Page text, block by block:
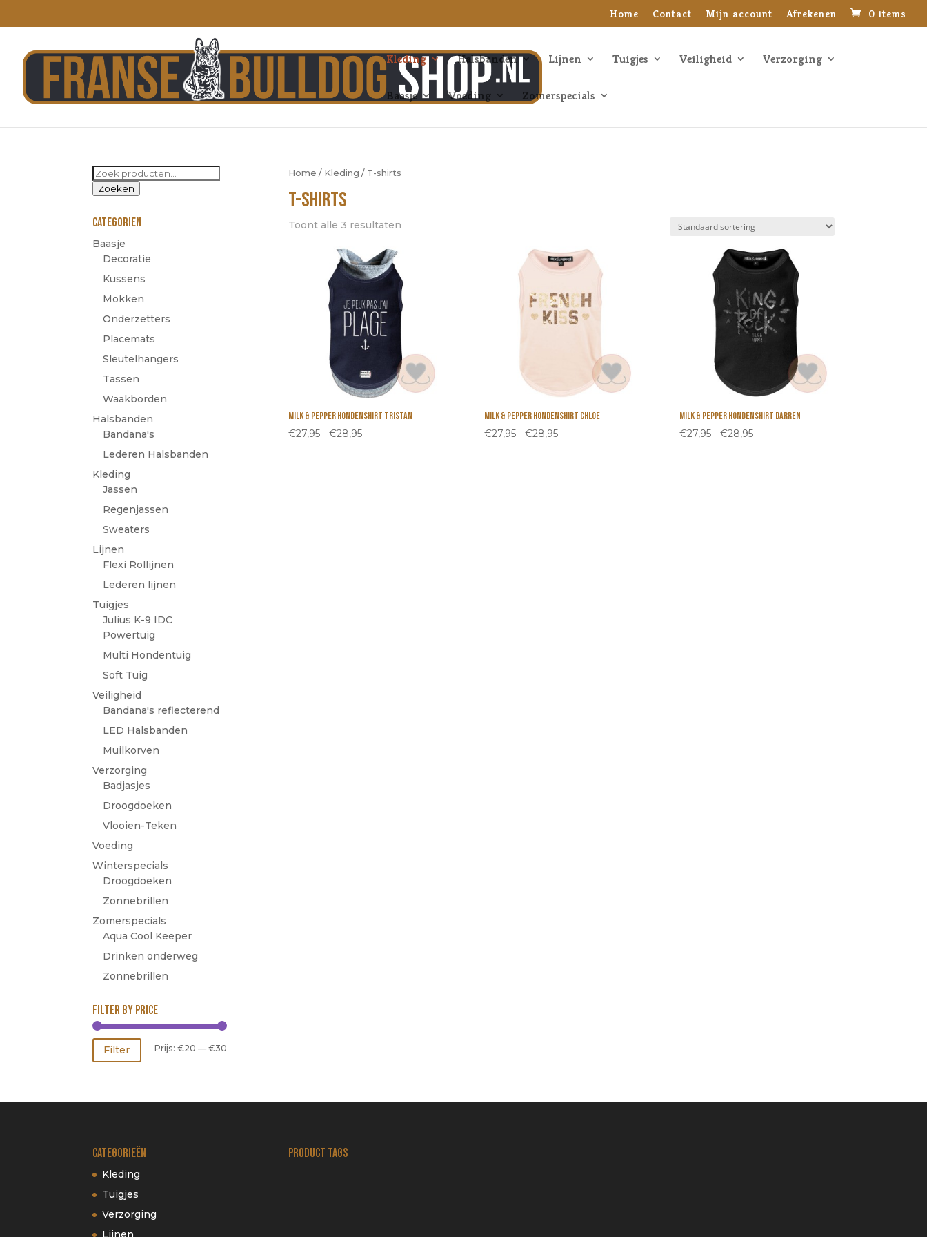
Home Contact Mijn account Afrekenen 0 items
Kleding Halsbanden Lijnen Tuigjes Veiligheid Verzorging
Baasje Voeding Zomerspecials
Home / Kleding / T-shirts
T-shirts
Toont alle 3 resultaten
Milk & Pepper Hondenshirt Tristan
€27,95 - €28,95Prijsklasse:
Milk & Pepper Hondenshirt Chloe
€27,95 - €28,95Prijsklasse:
Milk & Pepper hondenshirt Darren
€27,95 - €28,95Prijsklasse:
Zoeken
naar:
Zoeken
Categorien
Baasje
Decoratie
Kussens
Mokken
Onderzetters
Placemats
Sleutelhangers
Tassen
Waakborden
Halsbanden
Bandana's
Lederen Halsbanden
Kleding
Jassen
Regenjassen
Sweaters
Lijnen
Flexi Rollijnen
Lederen lijnen
Tuigjes
Julius K-9 IDC
Powertuig
Multi Hondentuig
Soft Tuig
Veiligheid
Bandana's reflecterend
LED Halsbanden
Muilkorven
Verzorging
Badjasjes
Droogdoeken
Vlooien-Teken
Voeding
Winterspecials
Droogdoeken
Zonnebrillen
Zomerspecials
Aqua Cool Keeper
Drinken onderweg
Zonnebrillen
Filter by price
Min.
Max.
Filter Prijs: €20 —€30
Categorieën
Kleding
Tuigjes
Verzorging
Lijnen
Product tags